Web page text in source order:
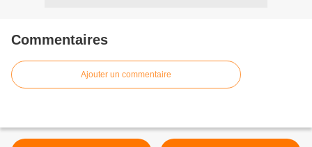
Commentaires
Ajouter un commentaire